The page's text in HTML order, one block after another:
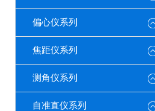
偏心仪系列
焦距仪系列
测角仪系列
自准直仪系列